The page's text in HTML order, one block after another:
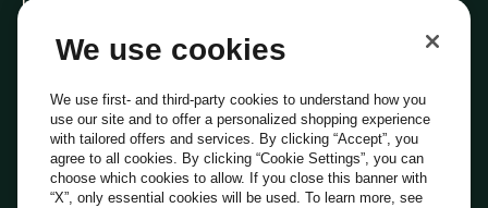
Everli Shoppers
About Us
Everli News
Domande frequenti
Lavora con noi
Diventa Shopper
Investitori
PrivacyCookiePreferenze Cookie
Termini e CondizioniCodice Etico
We use cookies
We use first- and third-party cookies to understand how you
use our site and to offer a personalized shopping experience
with tailored offers and services. By clicking “Accept”, you
agree to all cookies. By clicking “Cookie Settings”, you can
choose which cookies to allow. If you close this banner with
“X”, only essential cookies will be used. To learn more, see